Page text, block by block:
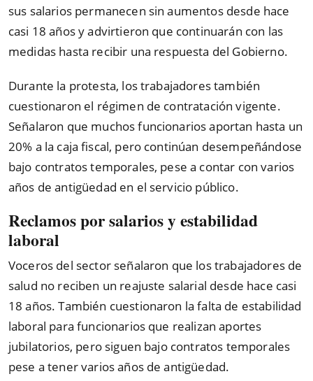
sus salarios permanecen sin aumentos desde hace
casi 18 años y advirtieron que continuarán con las
medidas hasta recibir una respuesta del Gobierno.
Durante la protesta, los trabajadores también
cuestionaron el régimen de contratación vigente.
Señalaron que muchos funcionarios aportan hasta un
20% a la caja fiscal, pero continúan desempeñándose
bajo contratos temporales, pese a contar con varios
años de antigüedad en el servicio público.
Reclamos por salarios y estabilidad
laboral
Voceros del sector señalaron que los trabajadores de
salud no reciben un reajuste salarial desde hace casi
18 años. También cuestionaron la falta de estabilidad
laboral para funcionarios que realizan aportes
jubilatorios, pero siguen bajo contratos temporales
pese a tener varios años de antigüedad.